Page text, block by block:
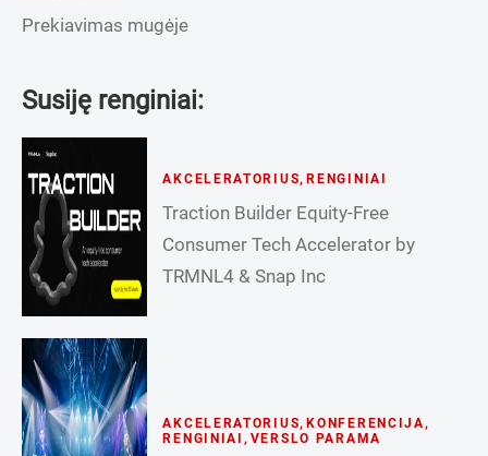
Prekiavimas mugėje
Susiję renginiai:
AKCELERATORIUS, RENGINIAI
Traction Builder Equity-Free
Consumer Tech Accelerator by
TRMNL4 & Snap Inc
AKCELERATORIUS, KONFERENCIJA,
RENGINIAI , VERSLO PARAMA